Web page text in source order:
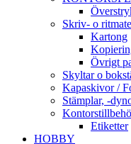
Skriv- o
Kartong
Övrigt
Skyltar o
Kapaskivor /
Stämplar, -
Etiketter
HOBBY